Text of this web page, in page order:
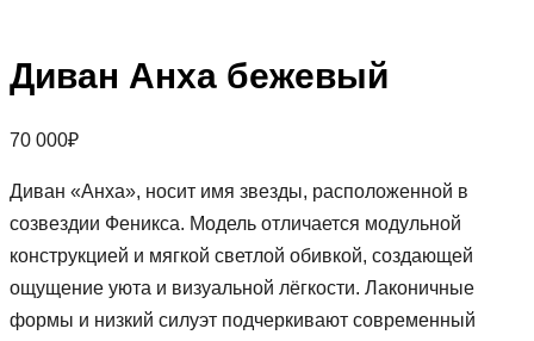
Диван Анха бежевый
70 000₽
Диван «Анха», носит имя звезды, расположенной в
созвездии Феникса. Модель отличается модульной
конструкцией и мягкой светлой обивкой, создающей
ощущение уюта и визуальной лёгкости. Лаконичные
формы и низкий силуэт подчеркивают современный